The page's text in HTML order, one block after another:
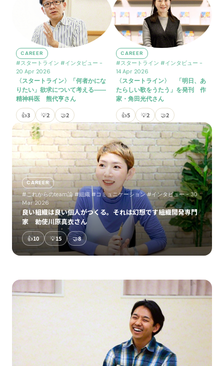
CAREER
#スタートライン #インタビュー -
20 Apr 2026
〈スタートライン〉「何者かにな
りたい」欲求について考える――
精神科医 熊代亨さん
👍3 💡2 🤝2
CAREER
#スタートライン #インタビュー -
14 Apr 2026
〈スタートライン〉 「明日、あ
たらしい歌をうたう」を発刊 作
家・角田光代さん
👍5 💡2 🤝2
CAREER
#これからのteam論 #組織 #コミュニケーション #インタビュー- 30
Mar 2026
良い組織は良い個人がつくる。それは幻想です――組織開発専門
家 勅使川原真衣さん
👍10 💡15 🤝8